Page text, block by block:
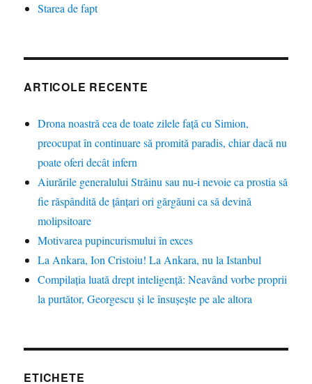
Starea de fapt
ARTICOLE RECENTE
Drona noastră cea de toate zilele față cu Simion,
preocupat în continuare să promită paradis, chiar dacă nu
poate oferi decât infern
Aiurările generalului Străinu sau nu-i nevoie ca prostia să
fie răspândită de țânțari ori gărgăuni ca să devină
molipsitoare
Motivarea pupincurismului în exces
La Ankara, Ion Cristoiu! La Ankara, nu la Istanbul
Compilația luată drept inteligență: Neavând vorbe proprii
la purtător, Georgescu și le însușește pe ale altora
ETICHETE